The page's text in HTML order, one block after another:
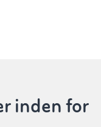
inden for